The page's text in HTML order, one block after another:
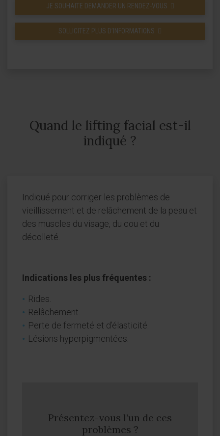
JE SOUHAITE DEMANDER UN RENDEZ-VOUS
SOLLICITEZ PLUS D’INFORMATIONS
Quand le lifting facial est-il
indiqué ?
Indiqué pour corriger les problèmes de
vieillissement et de relâchement de la peau et
des muscles du visage, du cou et du
décolleté.
Indications les plus fréquentes :
Rides.
Relâchement.
Perte de fermeté et d’élasticité.
Lésions hyperpigmentées.
Présentez-vous l’un de ces
problèmes ?